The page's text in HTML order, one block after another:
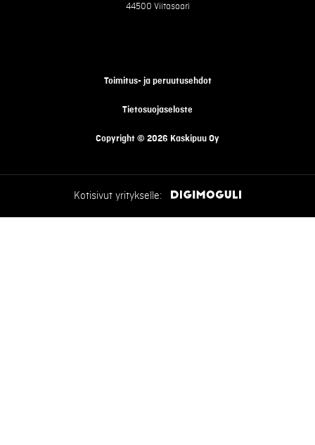
44500 Viitasaari
Copyright © 2026 Kaskipuu Oy
Tietosuojaseloste
Toimitus- ja peruutusehdot
Kotisivut yritykselle: